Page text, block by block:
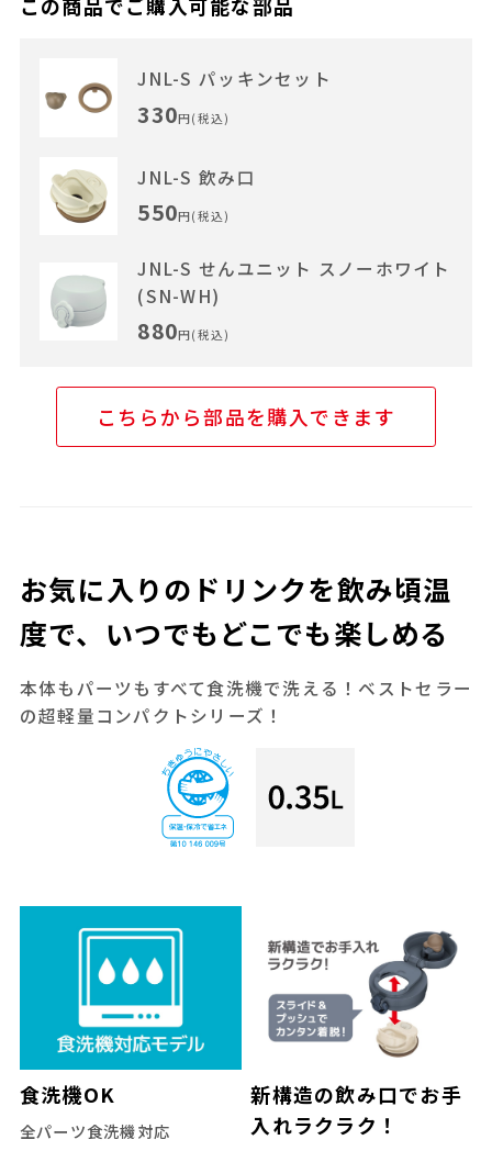
この商品でご購入可能な部品
JNL-S パッキンセット
330円(税込)
JNL-S 飲み口
550円(税込)
JNL-S せんユニット スノーホワイト
(SN-WH)
880円(税込)
こちらから部品を購入できます
お気に入りのドリンクを飲み頃温
度で、いつでもどこでも楽しめる
本体もパーツもすべて食洗機で洗える！ベストセラー
の超軽量コンパクトシリーズ！
食洗機OK
全パーツ食洗機対応
新構造の飲み口でお手
入れラクラク！